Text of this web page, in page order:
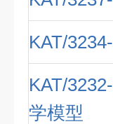
KAT/
KAT/
学模型